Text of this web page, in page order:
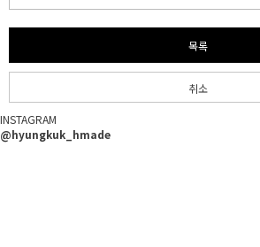
목록
취소
INSTAGRAM
@hyungkuk_hmade